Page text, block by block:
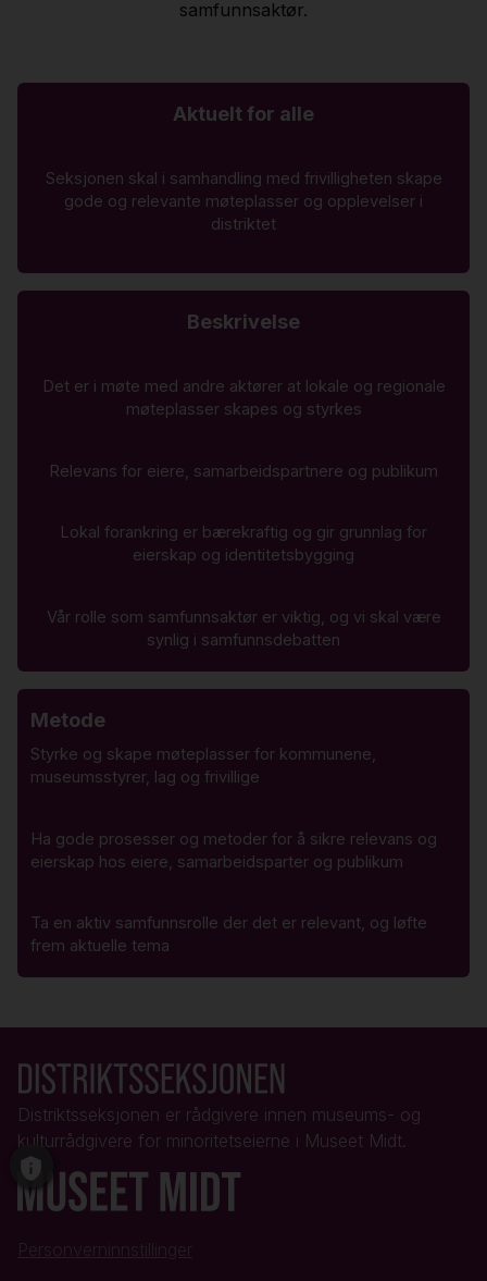
samfunnsaktør.
Aktuelt for alle
Seksjonen skal i samhandling med frivilligheten skape
gode og relevante møteplasser og opplevelser i
distriktet
Beskrivelse
Det er i møte med andre aktører at lokale og regionale
møteplasser skapes og styrkes
Relevans for eiere, samarbeidspartnere og publikum
Lokal forankring er bærekraftig og gir grunnlag for
eierskap og identitetsbygging
Vår rolle som samfunnsaktør er viktig, og vi skal være
synlig i samfunnsdebatten
Metode
Styrke og skape møteplasser for kommunene,
museumsstyrer, lag og frivillige
Ha gode prosesser og metoder for å sikre relevans og
eierskap hos eiere, samarbeidsparter og publikum
Ta en aktiv samfunnsrolle der det er relevant, og løfte
frem aktuelle tema
Distriktsseksjonen er rådgivere innen museums- og
kulturrådgivere for minoritetseierne i Museet Midt.
Personverninnstillinger